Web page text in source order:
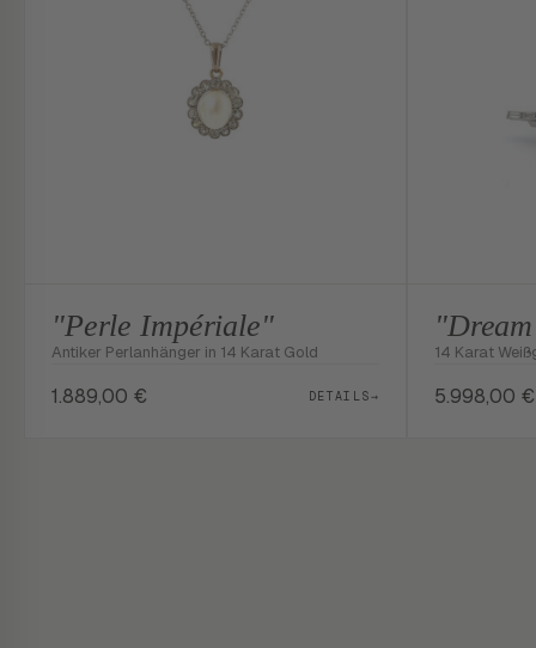
"Perle Impériale"
Antiker Perlanhänger in 14 Karat Gold
1.889,00 € DETAILS→
14 Karat
5.998,00 €